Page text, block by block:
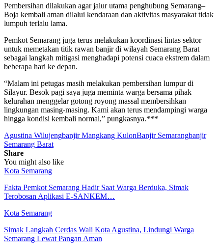
Pembersihan dilakukan agar jalur utama penghubung Semarang–
Boja kembali aman dilalui kendaraan dan aktivitas masyarakat tidak
lumpuh terlalu lama.
Pemkot Semarang juga terus melakukan koordinasi lintas sektor
untuk memetakan titik rawan banjir di wilayah Semarang Barat
sebagai langkah mitigasi menghadapi potensi cuaca ekstrem dalam
beberapa hari ke depan.
“Malam ini petugas masih melakukan pembersihan lumpur di
Silayur. Besok pagi saya juga meminta warga bersama pihak
kelurahan menggelar gotong royong massal membersihkan
lingkungan masing-masing. Kami akan terus mendampingi warga
hingga kondisi kembali normal,” pungkasnya.***
Agustina Wilujengbanjir Mangkang KulonBanjir Semarangbanjir
Semarang Barat
Share
You might also like
Kota Semarang
Fakta Pemkot Semarang Hadir Saat Warga Berduka, Simak
Terobosan Aplikasi E-SANKEM…
Kota Semarang
Simak Langkah Cerdas Wali Kota Agustina, Lindungi Warga
Semarang Lewat Pangan Aman